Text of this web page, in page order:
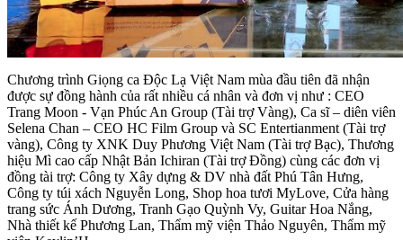
Chương trình Giọng ca Độc Lạ Việt Nam mùa đầu tiên đã nhận
được sự đồng hành của rất nhiều cá nhân và đơn vị như : CEO
Trang Moon - Vạn Phúc An Group (Tài trợ Vàng), Ca sĩ – diên viên
Selena Chan – CEO HC Film Group và SC Entertianment (Tài trợ
vàng), Công ty XNK Duy Phương Việt Nam (Tài trợ Bạc), Thương
hiệu Mì cao cấp Nhật Bản Ichiran (Tài trợ Đồng) cùng các đơn vị
đồng tài trợ: Công ty Xây dựng & DV nhà đất Phú Tân Hưng,
Công ty túi xách Nguyễn Long, Shop hoa tươi MyLove, Cửa hàng
trang sức Ánh Dương, Tranh Gạo Quỳnh Vy, Guitar Hoa Nắng,
Nhà thiết kế Phương Lan, Thẩm mỹ viện Thảo Nguyên, Thẩm mỹ